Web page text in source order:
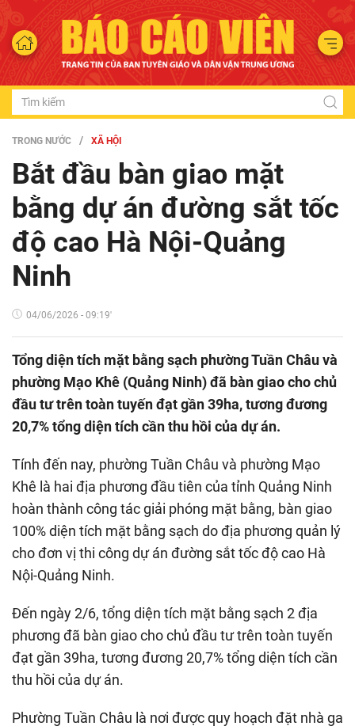
TRONG NƯỚC XÃ HỘI
Bắt đầu bàn giao mặt
bằng dự án đường sắt tốc
độ cao Hà Nội-Quảng
Ninh
04/06/2026 - 09:19'
Tổng diện tích mặt bằng sạch phường Tuần Châu và
phường Mạo Khê (Quảng Ninh) đã bàn giao cho chủ
đầu tư trên toàn tuyến đạt gần 39ha, tương đương
20,7% tổng diện tích cần thu hồi của dự án.
Tính đến nay, phường Tuần Châu và phường Mạo
Khê là hai địa phương đầu tiên của tỉnh Quảng Ninh
hoàn thành công tác giải phóng mặt bằng, bàn giao
100% diện tích mặt bằng sạch do địa phương quản lý
cho đơn vị thi công dự án đường sắt tốc độ cao Hà
Nội-Quảng Ninh.
Đến ngày 2/6, tổng diện tích mặt bằng sạch 2 địa
phương đã bàn giao cho chủ đầu tư trên toàn tuyến
đạt gần 39ha, tương đương 20,7% tổng diện tích cần
thu hồi của dự án.
Phường Tuần Châu là nơi được quy hoạch đặt nhà ga